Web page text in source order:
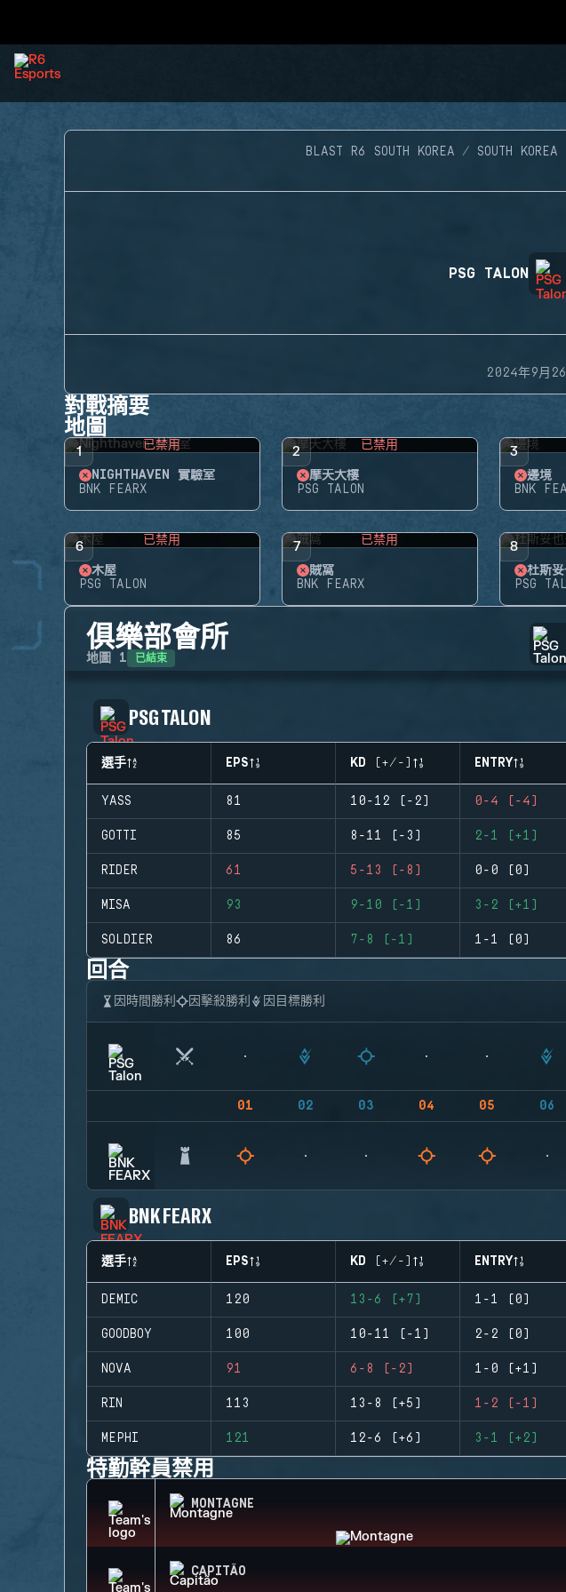
BLAST R6 SOUTH KOREA SOUTH
PSG TALON
2024年9月
對戰摘要
地圖
1 已禁用
NIGHTHAVEN 實驗室
BNK FEARX
2 已禁用
摩天大樓
PSG TALON
3
邊境
BNK
6 已禁用
木屋
PSG TALON
7 已禁用
賊窩
BNK FEARX
8
杜斯
PSG
俱樂部會所
地圖 1 已結束
PSG TALON
選手 EPS KD (+/-) ENTRY
YASS 81 10-12 (-2) 0-4 (-4)
GOTTI 85 8-11 (-3) 2-1 (+1)
RIDER 61 5-13 (-8) 0-0 (0)
MISA 93 9-10 (-1) 3-2 (+1)
SOLDIER 86 7-8 (-1) 1-1 (0)
回合
因時間勝利 因擊殺勝利 因目標勝利
01 02 03 04 05 06
BNK FEARX
選手 EPS KD (+/-) ENTRY
DEMIC 120 13-6 (+7) 1-1 (0)
GOODBOY 100 10-11 (-1) 2-2 (0)
NOVA 91 6-8 (-2) 1-0 (+1)
RIN 113 13-8 (+5) 1-2 (-1)
MEPHI 121 12-6 (+6) 3-1 (+2)
特勤幹員禁用
MONTAGNE
CAPITÃO